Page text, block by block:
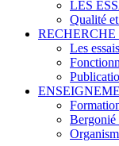
LES
Qualité
Les
Bergonié